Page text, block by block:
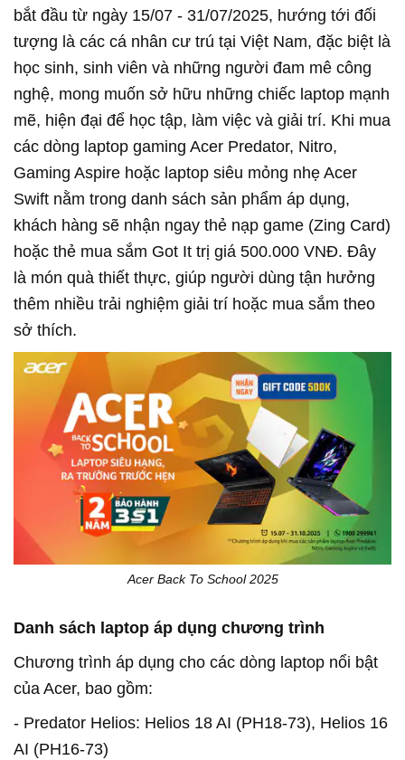
bắt đầu từ ngày 15/07 - 31/07/2025, hướng tới đối
tượng là các cá nhân cư trú tại Việt Nam, đặc biệt là
học sinh, sinh viên và những người đam mê công
nghệ, mong muốn sở hữu những chiếc laptop mạnh
mẽ, hiện đại để học tập, làm việc và giải trí. Khi mua
các dòng laptop gaming Acer Predator, Nitro,
Gaming Aspire hoặc laptop siêu mỏng nhẹ Acer
Swift nằm trong danh sách sản phẩm áp dụng,
khách hàng sẽ nhận ngay thẻ nạp game (Zing Card)
hoặc thẻ mua sắm Got It trị giá 500.000 VNĐ. Đây
là món quà thiết thực, giúp người dùng tận hưởng
thêm nhiều trải nghiệm giải trí hoặc mua sắm theo
sở thích.
Acer Back To School 2025
Danh sách laptop áp dụng chương trình
Chương trình áp dụng cho các dòng laptop nổi bật
của Acer, bao gồm:
- Predator Helios: Helios 18 AI (PH18-73), Helios 16
AI (PH16-73)